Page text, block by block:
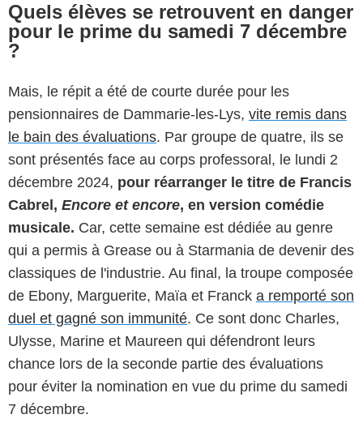
Quels élèves se retrouvent en danger
pour le prime du samedi 7 décembre
?
Mais, le répit a été de courte durée pour les
pensionnaires de Dammarie-les-Lys, vite remis dans
le bain des évaluations. Par groupe de quatre, ils se
sont présentés face au corps professoral, le lundi 2
décembre 2024, pour réarranger le titre de Francis
Cabrel, Encore et encore, en version comédie
musicale. Car, cette semaine est dédiée au genre
qui a permis à Grease ou à Starmania de devenir des
classiques de l'industrie. Au final, la troupe composée
de Ebony, Marguerite, Maïa et Franck a remporté son
duel et gagné son immunité. Ce sont donc Charles,
Ulysse, Marine et Maureen qui défendront leurs
chance lors de la seconde partie des évaluations
pour éviter la nomination en vue du prime du samedi
7 décembre.